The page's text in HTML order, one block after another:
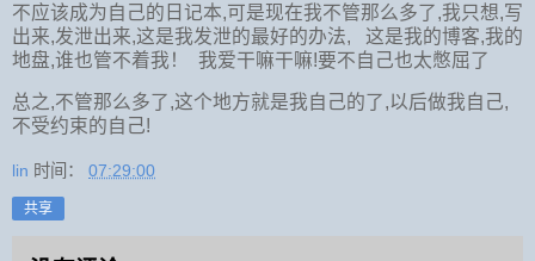
不应该成为自己的日记本,可是现在我不管那么多了,我只想,写
出来,发泄出来,这是我发泄的最好的办法, 这是我的博客,我的
地盘,谁也管不着我！ 我爱干嘛干嘛!要不自己也太憋屈了
总之,不管那么多了,这个地方就是我自己的了,以后做我自己,
不受约束的自己!
lin 时间： 07:29:00
共享